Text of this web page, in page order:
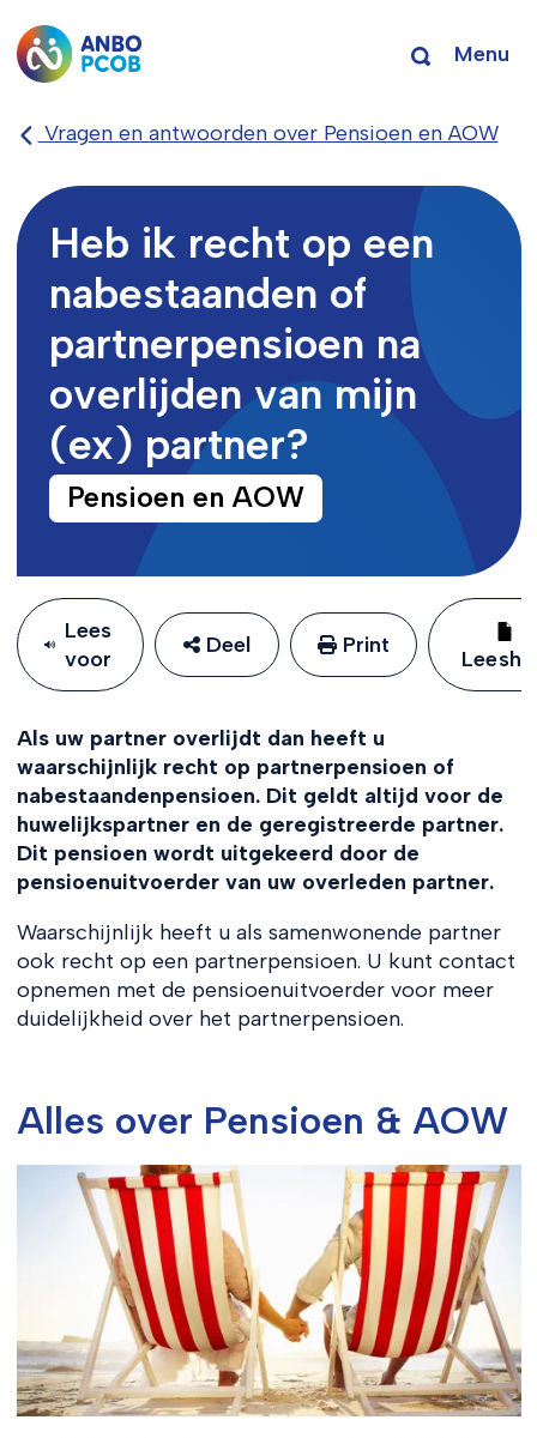
Menu
Vragen en antwoorden over Pensioen en AOW
Heb ik recht op een
nabestaanden of
partnerpensioen na
overlijden van mijn
(ex) partner?
Pensioen en AOW
Lees
voor
Deel Print
Als uw partner overlijdt dan heeft u
waarschijnlijk recht op partnerpensioen of
nabestaandenpensioen. Dit geldt altijd voor de
huwelijkspartner en de geregistreerde partner.
Dit pensioen wordt uitgekeerd door de
pensioenuitvoerder van uw overleden partner.
Waarschijnlijk heeft u als samenwonende partner
ook recht op een partnerpensioen. U kunt contact
opnemen met de pensioenuitvoerder voor meer
duidelijkheid over het partnerpensioen.
Alles over Pensioen & AOW